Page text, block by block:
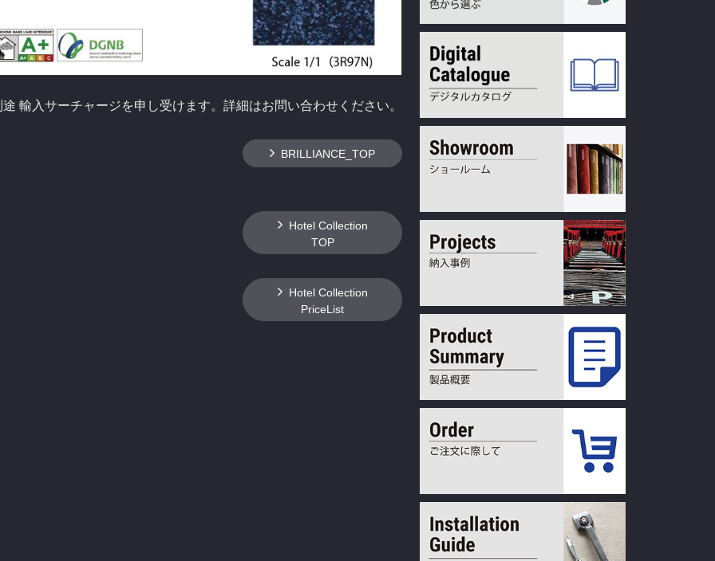
輸入サーチャージを申し受けます。詳細はお問い合わせください。
BRILLIANCE_TOP
Hotel Collection
TOP
Hotel Collection
PriceList